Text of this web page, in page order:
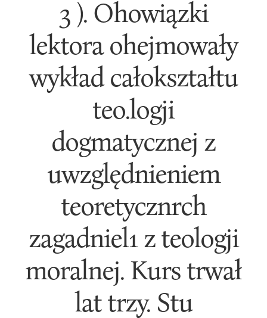
3 ). Ohowiązki
lektora ohejmowały
wykład całokształtu
teo.logji
dogmatycznej z
uwzględnieniem
teoretycznrch
zagadniel1 z teologji
moralnej. Kurs trwał
lat trzy. Stu